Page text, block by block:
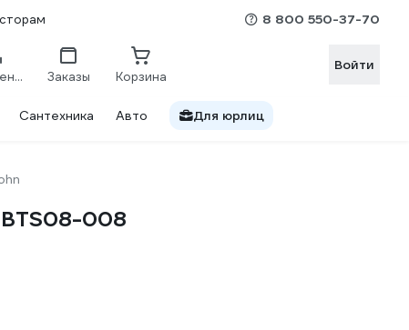
8 800 550-37-70
Сравнение Заказы Корзина
Войти
Сантехника Авто Для юрлиц
008